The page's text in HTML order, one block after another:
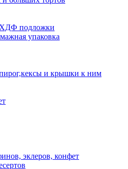
подложки
упаковка
и крышки к ним
эклеров, конфет